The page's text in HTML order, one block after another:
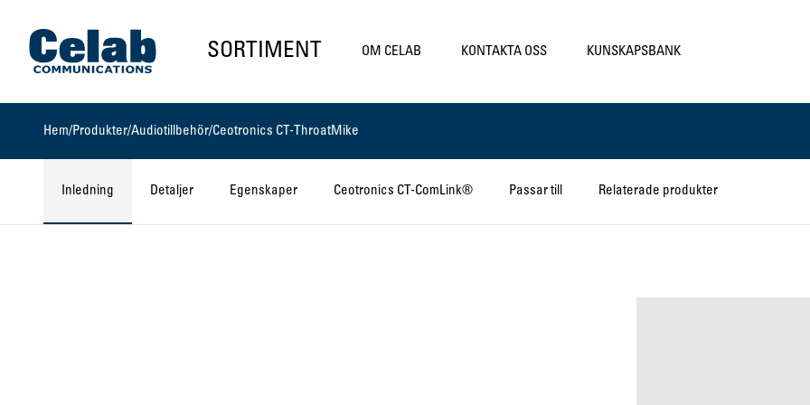
Gå till startsidan
SORTIMENT OM CELAB KONTAKTA OSS KUNSKAPSBANK
Hem/Produkter/Audiotillbehör/Ceotronics CT-ThroatMike
Inledning Detaljer Egenskaper Ceotronics CT-ComLink® Passar till Relaterade produkter